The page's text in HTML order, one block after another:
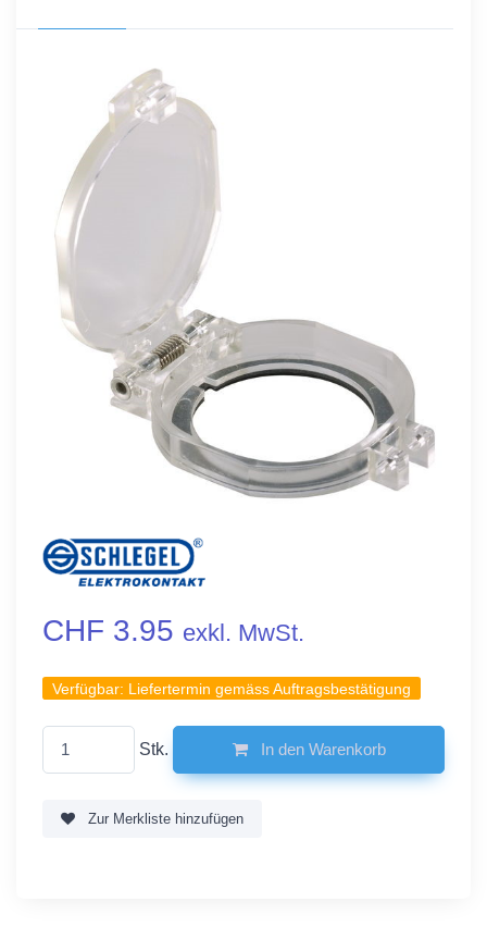
CHF 3.95 exkl. MwSt.
Verfügbar: Liefertermin gemäss Auftragsbestätigung
Stk. In den Warenkorb
Zur Merkliste hinzufügen